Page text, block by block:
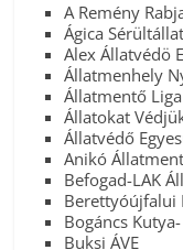
A Remény
Ágica
Alex Állatvédö
Állatmenhely
Állatmentő Liga
Állatokat
Állatvédő
Anikó
Befogad-LAK
Berettyóújfalui
Bogáncs
Buksi ÁVE